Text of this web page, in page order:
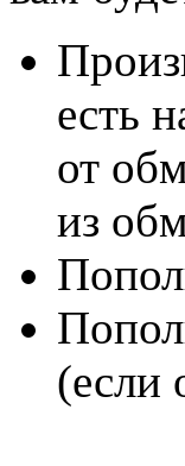
есть
от
из
(если